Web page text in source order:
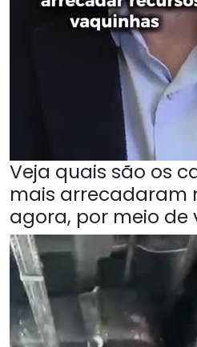
Veja quais são os
mais arrecadaram
agora, por meio de